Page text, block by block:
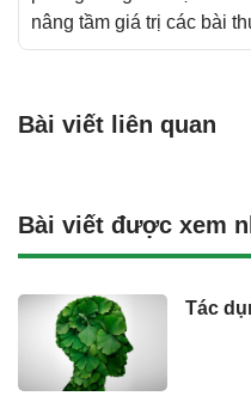
nâng tầm giá trị các bài
Bài viết liên quan
Bài viết được xem
Tác